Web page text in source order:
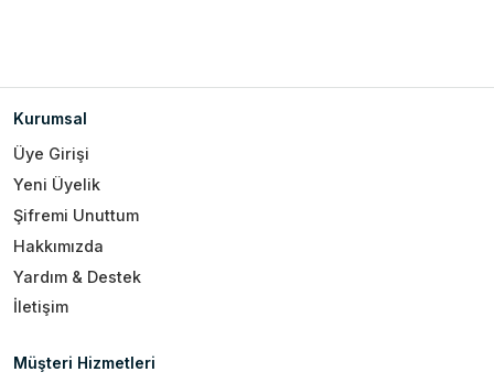
Kurumsal
Üye Girişi
Yeni Üyelik
Şifremi Unuttum
Hakkımızda
Yardım & Destek
İletişim
Müşteri Hizmetleri